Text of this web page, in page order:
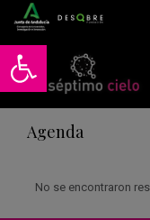
Abrir barra de
Agenda
No se encontraron